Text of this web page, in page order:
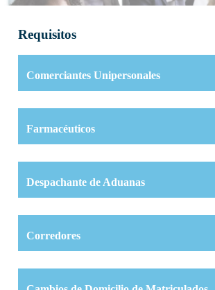
Requisitos
Comerciantes Unipersonales
Farmacéuticos
Despachante de Aduanas
Corredores